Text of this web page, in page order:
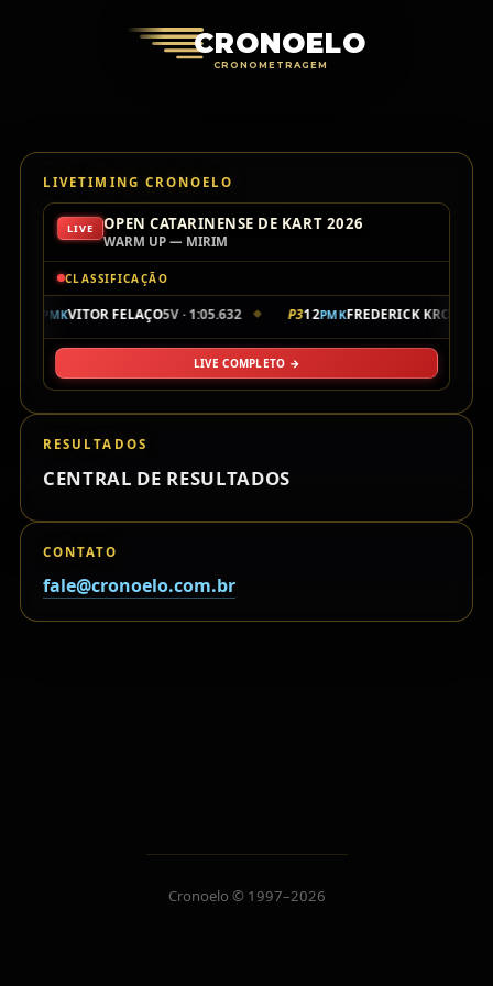
CRONOELO
CRONOMETRAGEM
LIVETIMING CRONOELO
LIVE OPEN CATARINENSE DE KART 2026
WARM UP — MIRIM
CLASSIFICAÇÃO
PMKVITOR FELAÇO5V · 1:05.632 ◆ P312PMKFREDERICK KROON
LIVE COMPLETO →
RESULTADOS
CENTRAL DE RESULTADOS
CONTATO
fale@cronoelo.com.br
Cronoelo © 1997–2026